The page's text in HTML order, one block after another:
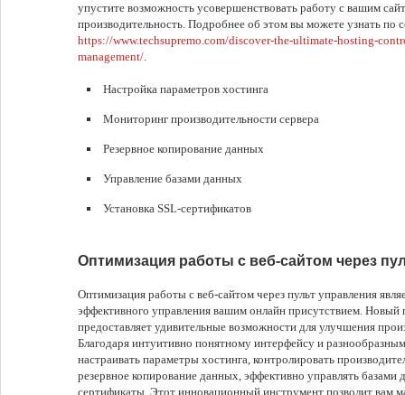
упустите возможность усовершенствовать работу с вашим
производительность. Подробнее об этом вы можете узнать по
https://www.techsupremo.com/discover-the-ultimate-hosting-
management/.
Настройка параметров хостинга
Мониторинг производительности сервера
Резервное копирование данных
Управление базами данных
Установка SSL-сертификатов
Оптимизация работы с веб-сайтом через
Оптимизация работы с веб-сайтом через пульт управления
эффективного управления вашим онлайн присутствием. Новый
предоставляет удивительные возможности для улучшения
Благодаря интуитивно понятному интерфейсу и
настраивать параметры хостинга, контролировать
резервное копирование данных, эффективно управлять базами
сертификаты. Этот инновационный инструмент позволит вам